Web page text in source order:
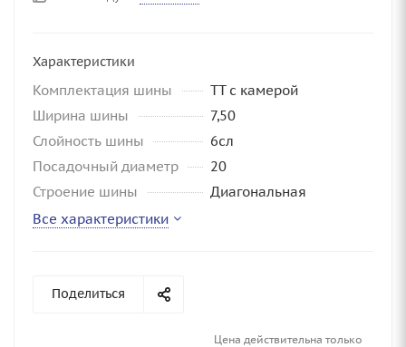
Характеристики
Комплектация шины
TT с камерой
Ширина шины
7,50
Слойность шины
6сл
Посадочный диаметр
20
Строение шины
Диагональная
Все характеристики
Поделиться
Цена действительна только